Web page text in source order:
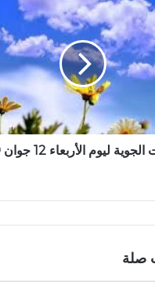
ليوم الأربعاء 12 جوان 2019
صلة